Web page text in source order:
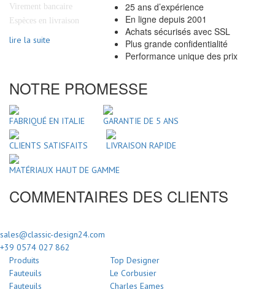
Virement bancaire
Espèces en livraison
lire la suite
25 ans d’expérience
En ligne depuis 2001
Achats sécurisés avec SSL
Plus grande confidentialité
Performance unique des prix
NOTRE PROMESSE
FABRIQUÉ EN ITALIE GARANTIE DE 5 ANS
CLIENTS SATISFAITS LIVRAISON RAPIDE
MATÉRIAUX HAUT DE GAMME
COMMENTAIRES DES CLIENTS
sales@classic-design24.com
+39 0574 027 862
Produits
Fauteuils
Fauteuils
Top Designer
Le Corbusier
Charles Eames